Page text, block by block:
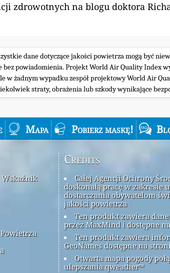
zdrowotnych na blogu doktora
dane dotyczące jakości powietrza mogą być
bez powiadomienia. Projekt World Air Quality Index
w żadnym wypadku zespół projektowy World Air
straty, obrażenia lub szkody wynikające
Mapa Pobierz maskę!
Wskaźnik
Credits
Całej Agencji Ochrony
doskonałą pracę w
dostarczania obywatelom
jakości powietrza
Ten produkt zawiera
przez MaxMind i dostępne
Ten produkt zawiera
GeoNames dostępne na
Otwarta mapa pogody
ulepszania qweather™